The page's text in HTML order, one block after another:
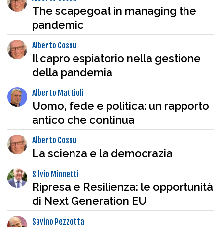
The scapegoat in managing the
pandemic
Alberto Cossu
Il capro espiatorio nella gestione
della pandemia
Alberto Mattioli
Uomo, fede e politica: un rapporto
antico che continua
Alberto Cossu
La scienza e la democrazia
Silvio Minnetti
Ripresa e Resilienza: le opportunità
di Next Generation EU
Savino Pezzotta